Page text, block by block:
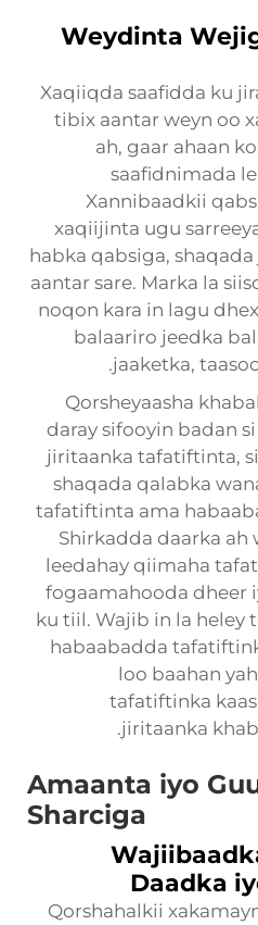
Weydinta
Xaqiiqda saafidda ku
tibix aantar weyn oo
ah, gaar ahaan
saafidnimada
Xannibaadkii
xaqiijinta ugu
habka qabsiga,
aantar sare. Marka la
noqon kara in lagu
balaariro jeedka
jaaketka,
Qorsheyaasha
daray sifooyin badan
jiritaanka tafatiftinta,
shaqada qalabka
tafatiftinta ama
Shirkadda daarka ah
leedahay qiimaha
fogaamahooda dheer
ku tiil. Wajib in la
habaabadda
loo baahan
tafatiftinka
jiritaanka
Amaanta iyo
Sharciga
Daadka
Qorshahalkii